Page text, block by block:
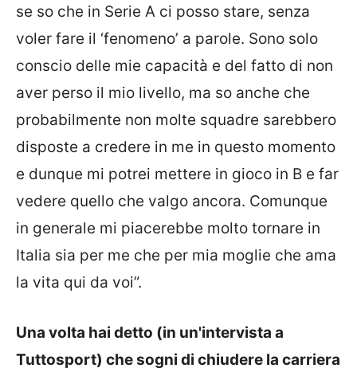
se so che in Serie A ci posso stare, senza
voler fare il ‘fenomeno’ a parole. Sono solo
conscio delle mie capacità e del fatto di non
aver perso il mio livello, ma so anche che
probabilmente non molte squadre sarebbero
disposte a credere in me in questo momento
e dunque mi potrei mettere in gioco in B e far
vedere quello che valgo ancora. Comunque
in generale mi piacerebbe molto tornare in
Italia sia per me che per mia moglie che ama
la vita qui da voi”.
Una volta hai detto (in un'intervista a
Tuttosport) che sogni di chiudere la carriera